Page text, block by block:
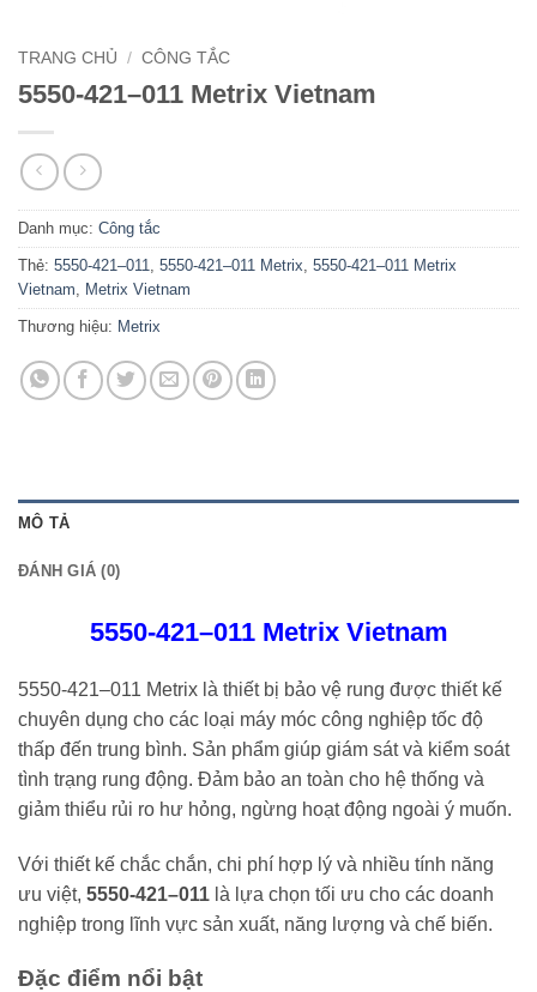
TRANG CHỦ / CÔNG TẮC
5550-421–011 Metrix Vietnam
Danh mục: Công tắc
Thẻ: 5550-421–011, 5550-421–011 Metrix, 5550-421–011 Metrix
Vietnam, Metrix Vietnam
Thương hiệu: Metrix
MÔ TẢ
ĐÁNH GIÁ (0)
5550-421–011 Metrix Vietnam
5550-421–011 Metrix là thiết bị bảo vệ rung được thiết kế
chuyên dụng cho các loại máy móc công nghiệp tốc độ
thấp đến trung bình. Sản phẩm giúp giám sát và kiểm soát
tình trạng rung động. Đảm bảo an toàn cho hệ thống và
giảm thiểu rủi ro hư hỏng, ngừng hoạt động ngoài ý muốn.
Với thiết kế chắc chắn, chi phí hợp lý và nhiều tính năng
ưu việt, 5550-421–011 là lựa chọn tối ưu cho các doanh
nghiệp trong lĩnh vực sản xuất, năng lượng và chế biến.
Đặc điểm nổi bật